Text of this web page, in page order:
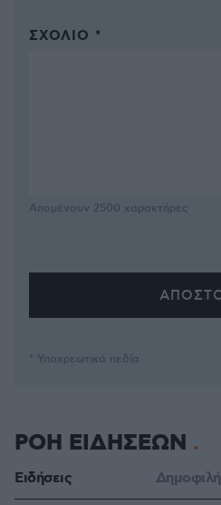
ΣΧΌΛΙΟ *
Απομένουν 2500 χαρακτήρες
* Υποχρεωτικά πεδία
ΡΟΗ ΕΙΔΗΣΕΩΝ
Ειδήσεις Δημοφιλή